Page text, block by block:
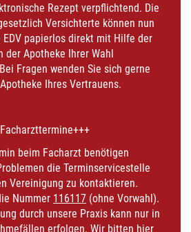
Rezept verpflichtend. Die
Versichterte können nun
EDV papierlos direkt mit Hilfe der
der Apotheke Ihrer Wahl
Fragen wenden Sie sich gerne
Ihres Vertrauens.
beim Facharzt benötigen
die Terminservicestelle
Vereinigung zu kontaktieren.
Nummer 116117 (ohne Vorwahl).
durch unsere Praxis kann nur in
erfolgen. Wir bitten hier